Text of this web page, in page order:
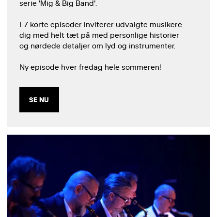
serie 'Mig & Big Band'.
I 7 korte episoder inviterer udvalgte musikere
dig med helt tæt på med personlige historier
og nørdede detaljer om lyd og instrumenter.
Ny episode hver fredag hele sommeren!
SE NU